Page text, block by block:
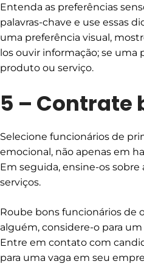
Entenda as preferências
palavras-chave e use essas
uma preferência visual,
los ouvir informação; se
produto ou serviço.
5 – Contrate
Selecione funcionários de
emocional, não apenas em
Em seguida, ensine-os
serviços.
Roube bons funcionários de
alguém, considere-o para
Entre em contato com
para uma vaga em seu